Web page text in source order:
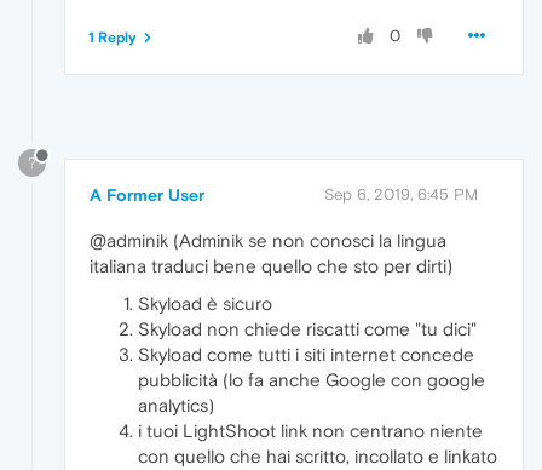
0
1 Reply
?
A Former User Sep 6, 2019, 6:45 PM
@adminik (Adminik se non conosci la lingua
italiana traduci bene quello che sto per dirti)
Skyload è sicuro
Skyload non chiede riscatti come "tu dici"
Skyload come tutti i siti internet concede
pubblicità (lo fa anche Google con google
analytics)
i tuoi LightShoot link non centrano niente
con quello che hai scritto, incollato e linkato